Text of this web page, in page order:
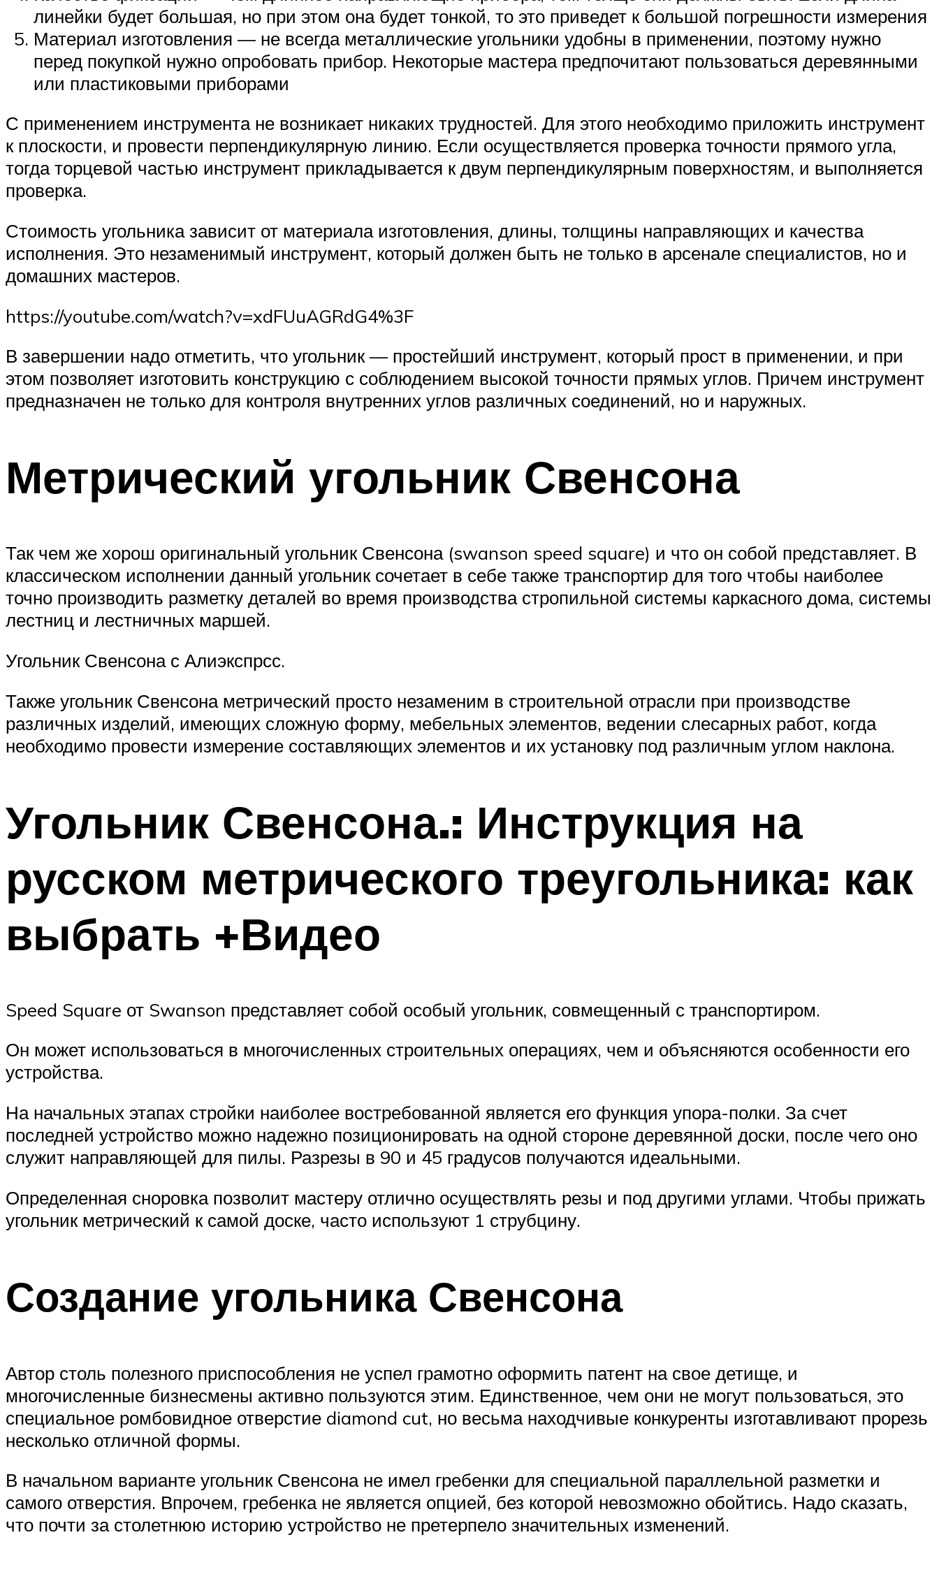
линейки будет большая, но при этом она будет тонкой, то это приведет к большой погрешности измерения
Материал изготовления — не всегда металлические угольники удобны в применении, поэтому нужно
перед покупкой нужно опробовать прибор. Некоторые мастера предпочитают пользоваться деревянными
или пластиковыми приборами
С применением инструмента не возникает никаких трудностей. Для этого необходимо приложить инструмент
к плоскости, и провести перпендикулярную линию. Если осуществляется проверка точности прямого угла,
тогда торцевой частью инструмент прикладывается к двум перпендикулярным поверхностям, и выполняется
проверка.
Стоимость угольника зависит от материала изготовления, длины, толщины направляющих и качества
исполнения. Это незаменимый инструмент, который должен быть не только в арсенале специалистов, но и
домашних мастеров.
https://youtube.com/watch?v=xdFUuAGRdG4%3F
В завершении надо отметить, что угольник — простейший инструмент, который прост в применении, и при
этом позволяет изготовить конструкцию с соблюдением высокой точности прямых углов. Причем инструмент
предназначен не только для контроля внутренних углов различных соединений, но и наружных.
Метрический угольник Свенсона
Так чем же хорош оригинальный угольник Свенсона (swanson speed square) и что он собой представляет. В
классическом исполнении данный угольник сочетает в себе также транспортир для того чтобы наиболее
точно производить разметку деталей во время производства стропильной системы каркасного дома, системы
лестниц и лестничных маршей.
Угольник Свенсона с Алиэкспрсс.
Также угольник Свенсона метрический просто незаменим в строительной отрасли при производстве
различных изделий, имеющих сложную форму, мебельных элементов, ведении слесарных работ, когда
необходимо провести измерение составляющих элементов и их установку под различным углом наклона.
Угольник Свенсона.: Инструкция на
русском метрического треугольника: как
выбрать +Видео
Speed Square от Swanson представляет собой особый угольник, совмещенный с транспортиром.
Он может использоваться в многочисленных строительных операциях, чем и объясняются особенности его
устройства.
На начальных этапах стройки наиболее востребованной является его функция упора-полки. За счет
последней устройство можно надежно позиционировать на одной стороне деревянной доски, после чего оно
служит направляющей для пилы. Разрезы в 90 и 45 градусов получаются идеальными.
Определенная сноровка позволит мастеру отлично осуществлять резы и под другими углами. Чтобы прижать
угольник метрический к самой доске, часто используют 1 струбцину.
Создание угольника Свенсона
Автор столь полезного приспособления не успел грамотно оформить патент на свое детище, и
многочисленные бизнесмены активно пользуются этим. Единственное, чем они не могут пользоваться, это
специальное ромбовидное отверстие diamond cut, но весьма находчивые конкуренты изготавливают прорезь
несколько отличной формы.
В начальном варианте угольник Свенсона не имел гребенки для специальной параллельной разметки и
самого отверстия. Впрочем, гребенка не является опцией, без которой невозможно обойтись. Надо сказать,
что почти за столетнюю историю устройство не претерпело значительных изменений.